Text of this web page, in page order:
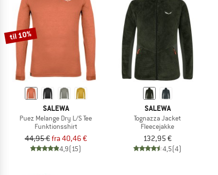
til 10%
SALEWA
Puez Melange Dry L/S Tee
Funktionsshirt
44,95 €fra 40,46 €
4,9(15)
SALEWA
Tognazza Jacket
Fleecejakke
132,95 €
4,5(4)